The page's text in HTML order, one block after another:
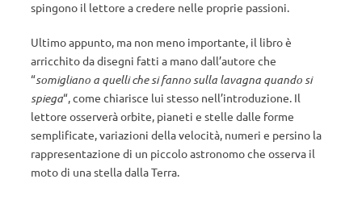
spingono il lettore a credere nelle proprie passioni.
Ultimo appunto, ma non meno importante, il libro è
arricchito da disegni fatti a mano dall’autore che
“somigliano a quelli che si fanno sulla lavagna quando si
spiega“, come chiarisce lui stesso nell’introduzione. Il
lettore osserverà orbite, pianeti e stelle dalle forme
semplificate, variazioni della velocità, numeri e persino la
rappresentazione di un piccolo astronomo che osserva il
moto di una stella dalla Terra.